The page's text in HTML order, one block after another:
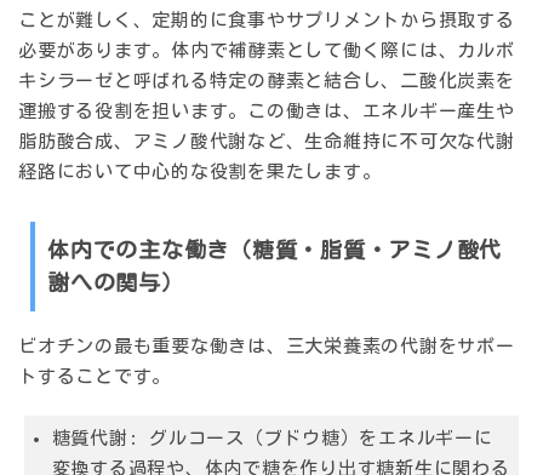
ことが難しく、定期的に食事やサプリメントから摂取する
必要があります。体内で補酵素として働く際には、カルボ
キシラーゼと呼ばれる特定の酵素と結合し、二酸化炭素を
運搬する役割を担います。この働きは、エネルギー産生や
脂肪酸合成、アミノ酸代謝など、生命維持に不可欠な代謝
経路において中心的な役割を果たします。
体内での主な働き（糖質・脂質・アミノ酸代
謝への関与）
ビオチンの最も重要な働きは、三大栄養素の代謝をサポー
トすることです。
糖質代謝:
グルコース（ブドウ糖）をエネルギーに
変換する過程や、体内で糖を作り出す糖新生に関わる